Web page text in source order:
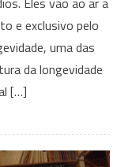
lança
e exclusivo pelo
uma das
da longevidade
[…]